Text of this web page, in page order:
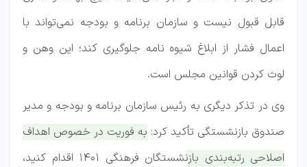
قابل قبول نیست و سازمان برنامه و بودجه نمی‌تواند با
اعمال فشار از ابلاغ شیوه نامه جلوگیری کند؛ این وهن و
لوث کردن قوانین مجلس است.
وی در تذکر دیگری به رئیس سازمان برنامه و بودجه و مدیر
صندوق بازنشستگی تأکید کرد: به فوریت در خصوص اهداف
اصلاحی رتبه‌بندی بازنشستگان فرهنگی ۱۴۰۱ اقدام کنید،